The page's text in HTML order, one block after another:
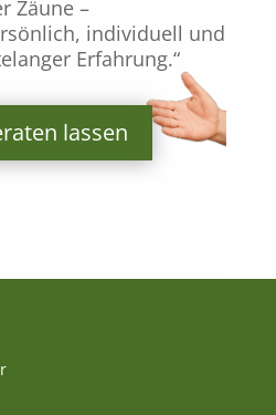
Zäune –
individuell und
Erfahrung.“
lassen